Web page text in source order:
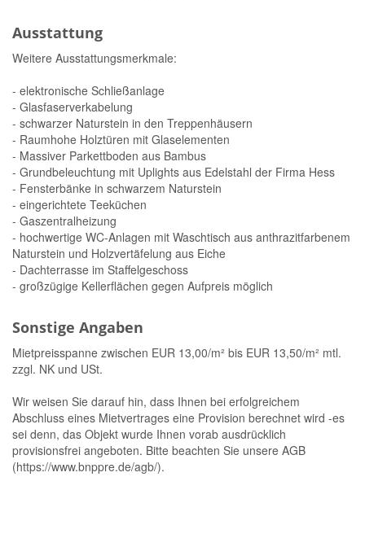
Ausstattung
Weitere Ausstattungsmerkmale:
- elektronische Schließanlage
- Glasfaserverkabelung
- schwarzer Naturstein in den Treppenhäusern
- Raumhohe Holztüren mit Glaselementen
- Massiver Parkettboden aus Bambus
- Grundbeleuchtung mit Uplights aus Edelstahl der Firma Hess
- Fensterbänke in schwarzem Naturstein
- eingerichtete Teeküchen
- Gaszentralheizung
- hochwertige WC-Anlagen mit Waschtisch aus anthrazitfarbenem
Naturstein und Holzvertäfelung aus Eiche
- Dachterrasse im Staffelgeschoss
- großzügige Kellerflächen gegen Aufpreis möglich
Sonstige Angaben
Mietpreisspanne zwischen EUR 13,00/m² bis EUR 13,50/m² mtl.
zzgl. NK und USt.
Wir weisen Sie darauf hin, dass Ihnen bei erfolgreichem
Abschluss eines Mietvertrages eine Provision berechnet wird -es
sei denn, das Objekt wurde Ihnen vorab ausdrücklich
provisionsfrei angeboten. Bitte beachten Sie unsere AGB
(https://www.bnppre.de/agb/).